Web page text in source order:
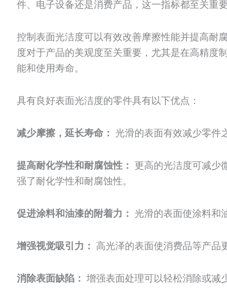
件、电子设备还是消费产品，这一指标都至关重要
控制表面光洁度可以有效改善摩擦性能并提高耐
度对于产品的美观度至关重要，尤其是在高精度
能和使用寿命。
具有良好表面光洁度的零件具有以下优点：
减少摩擦，延长寿命： 光滑的表面有效减少零件
提高耐化学性和耐腐蚀性： 更高的光洁度可减少
强了耐化学性和耐腐蚀性。
促进涂料和油漆的附着力： 光滑的表面使涂料和
增强视觉吸引力： 高光泽的表面使消费品等产品
消除表面缺陷： 增强表面处理可以轻松消除或减